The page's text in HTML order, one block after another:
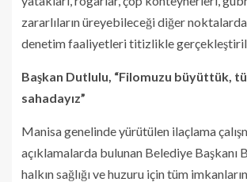
zararlıların üreyebileceği diğer
denetim faaliyetleri titizlikle
Başkan Dutlulu, “Filomuzu büyüttük,
sahadayız”
Manisa genelinde yürütülen ilaçlama
açıklamalarda bulunan Belediye Başkanı
halkın sağlığı ve huzuru için tüm